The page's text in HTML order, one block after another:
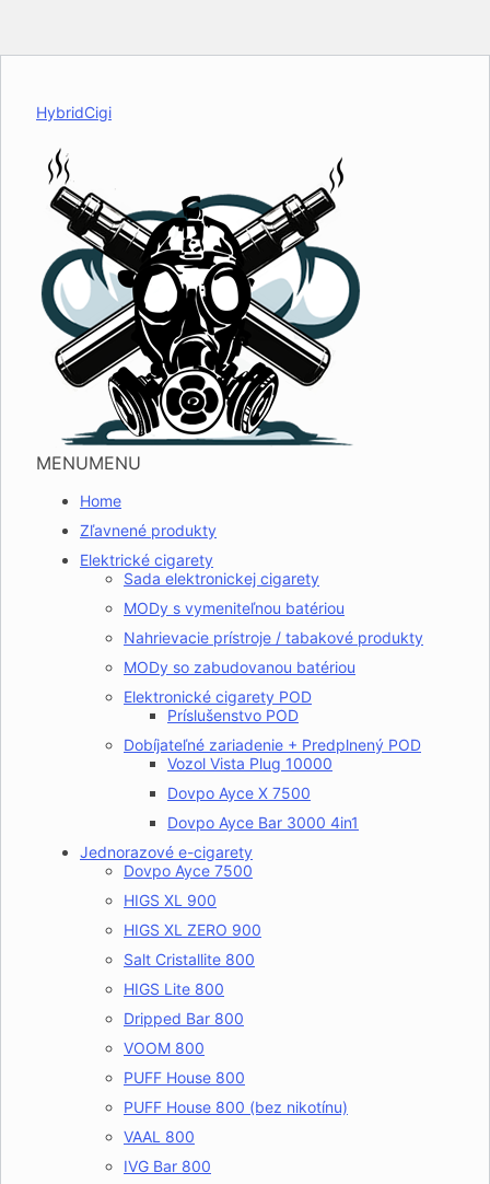
HybridCigi
MENUMENU
Home
Zľavnené produkty
Elektrické cigarety
Sada elektronickej cigarety
MODy s vymeniteľnou batériou
Nahrievacie prístroje / tabakové produkty
MODy so zabudovanou batériou
Elektronické cigarety POD
Príslušenstvo POD
Dobíjateľné zariadenie + Predplnený POD
Vozol Vista Plug 10000
Dovpo Ayce X 7500
Dovpo Ayce Bar 3000 4in1
Jednorazové e-cigarety
Dovpo Ayce 7500
HIGS XL 900
HIGS XL ZERO 900
Salt Cristallite 800
HIGS Lite 800
Dripped Bar 800
VOOM 800
PUFF House 800
PUFF House 800 (bez nikotínu)
VAAL 800
IVG Bar 800